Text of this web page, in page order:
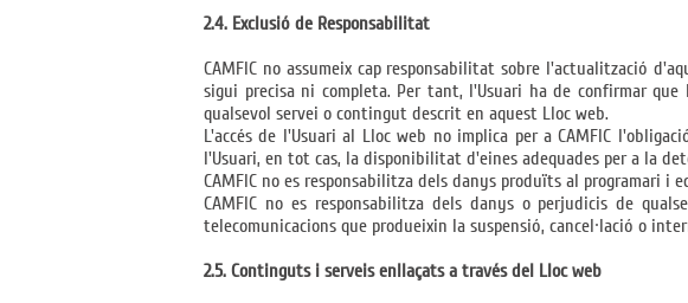
2.4. Exclusió de Responsabilitat
CAMFIC no assumeix cap responsabilitat sobre l'actualització
sigui precisa ni completa. Per tant, l'Usuari ha de confirmar
qualsevol servei o contingut descrit en aquest Lloc web.
L'accés de l'Usuari al Lloc web no implica per a CAMFIC
l'Usuari, en tot cas, la disponibilitat d'eines adequades per a la
CAMFIC no es responsabilitza dels danys produïts al programari
CAMFIC no es responsabilitza dels danys o perjudicis de
telecomunicacions que produeixin la suspensió, cancel·lació o
2.5. Continguts i serveis enllaçats a través del Lloc web